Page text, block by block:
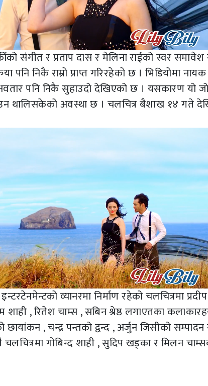
संगीत र प्रताप दास र मेलिना राईको स्वर
पनि निकै राम्रो प्राप्त गरिरहेको छ । भिडियोमा नायक
पनि निकै सुहाउदो देखिएको छ । यसकारण यो
थालिसकेको अवस्था छ । चलचित्र बैशाख १४ गते
व्यानरमा निर्माण रहेको चलचित्रमा प्रदीप
शाही , रितेश चाम्स , सबिन श्रेष्ठ लगाएतका
, चन्द्र पन्तको द्वन्द , अर्जुन जिसीको सम्पादन
गोबिन्द शाही , सुदिप खड्का र मिलन